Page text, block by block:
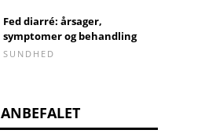
Fed diarré: årsager,
symptomer og behandling
SUNDHED
ANBEFALET